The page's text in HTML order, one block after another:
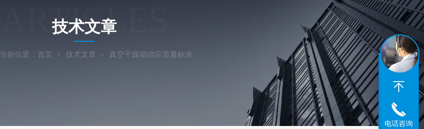
ARTICLES
技术文章
当前位置： 首页 技术文章 真空干燥箱供应质量标准
电话咨询